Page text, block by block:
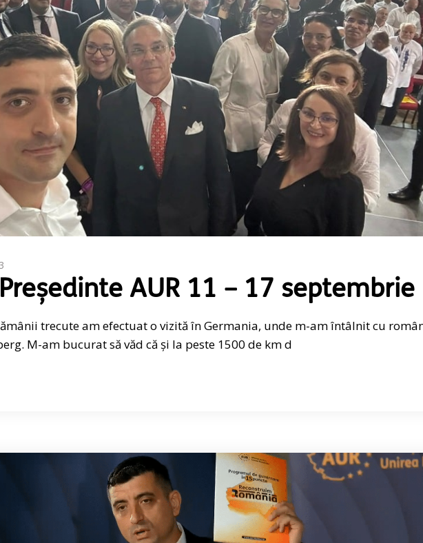
AUR 11 – 17 septembrie
trecute am efectuat o vizită în Germania, unde m-am întâlnit cu
M-am bucurat să văd că și la peste 1500 de km d